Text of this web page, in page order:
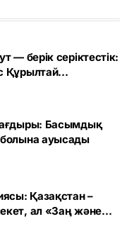
— берік серіктестік:
Құрылтай
бағалады
Басымдық
ауысады
Қазақстан –
ал «Заң және
баршаға міндетті